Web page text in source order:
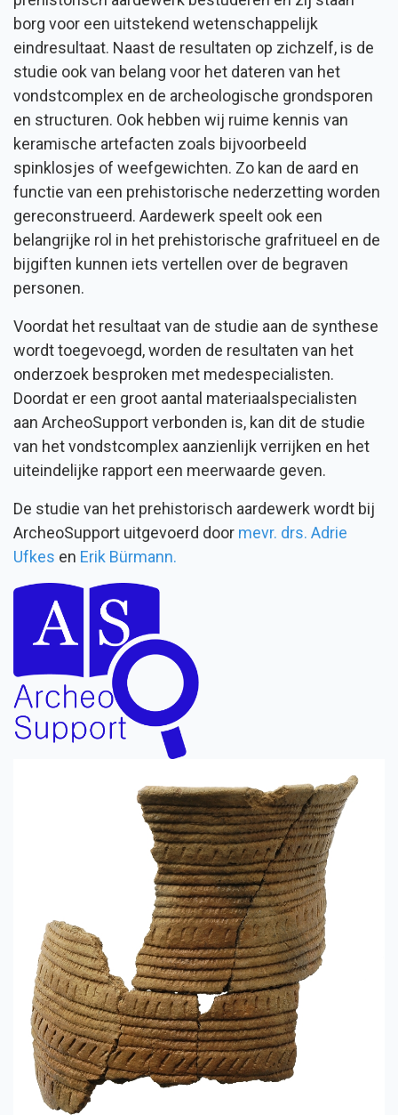
borg voor een uitstekend wetenschappelijk
eindresultaat. Naast de resultaten op zichzelf, is de
studie ook van belang voor het dateren van het
vondstcomplex en de archeologische grondsporen
en structuren. Ook hebben wij ruime kennis van
keramische artefacten zoals bijvoorbeeld
spinklosjes of weefgewichten. Zo kan de aard en
functie van een prehistorische nederzetting worden
gereconstrueerd. Aardewerk speelt ook een
belangrijke rol in het prehistorische grafritueel en de
bijgiften kunnen iets vertellen over de begraven
personen.
Voordat het resultaat van de studie aan de synthese
wordt toegevoegd, worden de resultaten van het
onderzoek besproken met medespecialisten.
Doordat er een groot aantal materiaalspecialisten
aan ArcheoSupport verbonden is, kan dit de studie
van het vondstcomplex aanzienlijk verrijken en het
uiteindelijke rapport een meerwaarde geven.
De studie van het prehistorisch aardewerk wordt bij
ArcheoSupport uitgevoerd door mevr. drs. Adrie
Ufkes en Erik Bürmann.